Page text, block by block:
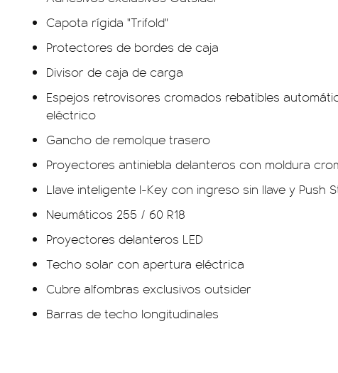
Capota rígida "Trifold"
Protectores de bordes de caja
Divisor de caja de carga
Espejos retrovisores cromados rebatibles
eléctrico
Gancho de remolque trasero
Proyectores antiniebla delanteros con moldura
Llave inteligente I-Key con ingreso sin llave y Push
Neumáticos 255 / 60 R18
Proyectores delanteros LED
Techo solar con apertura eléctrica
Cubre alfombras exclusivos outsider
Barras de techo longitudinales